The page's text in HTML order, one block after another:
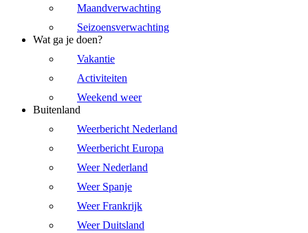
Maandverwachting
Seizoensverwachting
Wat ga je doen?
Vakantie
Activiteiten
Weekend weer
Buitenland
Weerbericht Nederland
Weerbericht Europa
Weer Nederland
Weer Spanje
Weer Frankrijk
Weer Duitsland